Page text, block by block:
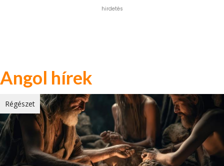
hirdetés
Angol hírek
Régészet